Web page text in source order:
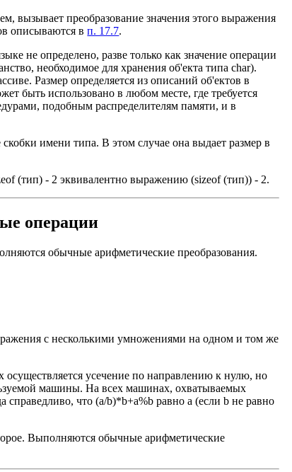
вызывает преобразование значения этого выражения
описываются вп. 17.7.
не определено, разве только как значение операции
необходимое для хранения об'екта типа char).
Размер определяется из описаний об'ектов в
быть использовано в любом месте, где требуется
подобным распределителям памяти, и в
имени типа. В этом случае она выдает размер в
(тип) - 2 эквивалентно выражению (sizeof (тип)) - 2.
операции
обычные арифметические преобразования.
с несколькими умножениями на одном и том же
усечение по направлению к нулю, но
машины. На всех машинах, охватываемых
справедливо, что (a/b)*b+a%b равно a (если b не равно
Выполняются обычные арифметические